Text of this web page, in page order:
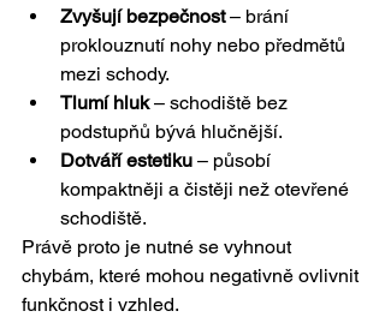
Zvyšují bezpečnost – brání
proklouznutí nohy nebo předmětů
mezi schody.
Tlumí hluk – schodiště bez
podstupňů bývá hlučnější.
Dotváří estetiku – působí
kompaktněji a čistěji než otevřené
schodiště.
Právě proto je nutné se vyhnout
chybám, které mohou negativně ovlivnit
funkčnost i vzhled.